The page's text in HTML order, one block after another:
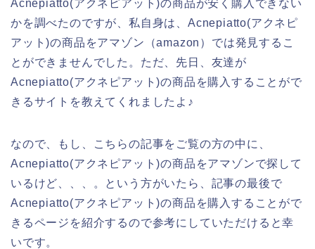
Acnepiatto(アクネピアット)の商品が安く購入できない
かを調べたのですが、私自身は、Acnepiatto(アクネピ
アット)の商品をアマゾン（amazon）では発見するこ
とができませんでした。ただ、先日、友達が
Acnepiatto(アクネピアット)の商品を購入することがで
きるサイトを教えてくれましたよ♪
なので、もし、こちらの記事をご覧の方の中に、
Acnepiatto(アクネピアット)の商品をアマゾンで探して
いるけど、、、。という方がいたら、記事の最後で
Acnepiatto(アクネピアット)の商品を購入することがで
きるページを紹介するので参考にしていただけると幸
いです。